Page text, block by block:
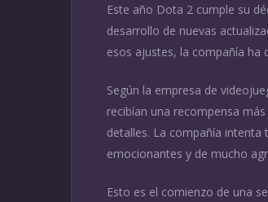
Este año Dota 2 cumple su
desarrollo de nuevas
esos ajustes, la compañía ha
Según la empresa de
recibían una recompensa
detalles. La compañía
emocionantes y de mucho
Esto es el comienzo de una